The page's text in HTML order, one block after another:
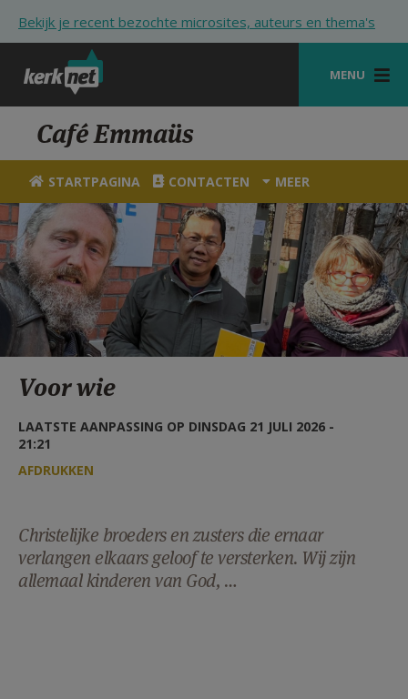
Bekijk je recent bezochte microsites, auteurs en thema's
MENU
STARTPAGINA
KERK
VIERINGEN
SHOP
ZOEKEN
HULP
STARTPAGINA PORTAAL
MIJN PAROCHIE
AANMELDEN OF REGISTREREN
Café Emmaüs
STARTPAGINA CONTACTEN MEER
Voor wie
LAATSTE AANPASSING OP DINSDAG 21 JULI 2026 -
21:21
AFDRUKKEN
Christelijke broeders en zusters die ernaar
verlangen elkaars geloof te versterken. Wij zijn
allemaal kinderen van God, …